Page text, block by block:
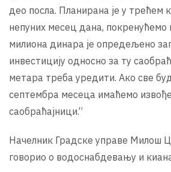
део посла. Планирана је у трећем
непуних месец дана, покренућемо
милиона динара је опредељено
инвестицију односно за ту
метара треба уредити. Ако све
септембра месеца имаћемо
саобраћајници.“
Начелник Градске управе Милош
говорио о водоснабдевању и